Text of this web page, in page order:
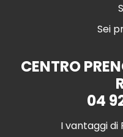
Sei
CENTRO
04
I vantaggi di